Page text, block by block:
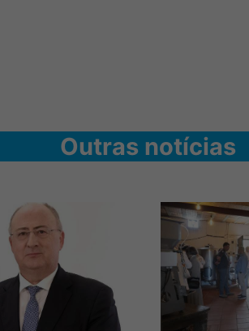
Outras notícias